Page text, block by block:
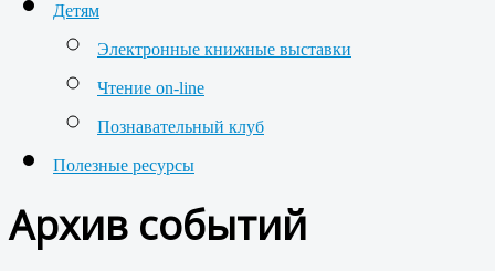
Детям
Электронные книжные выставки
Чтение on-line
Познавательный клуб
Полезные ресурсы
Архив событий